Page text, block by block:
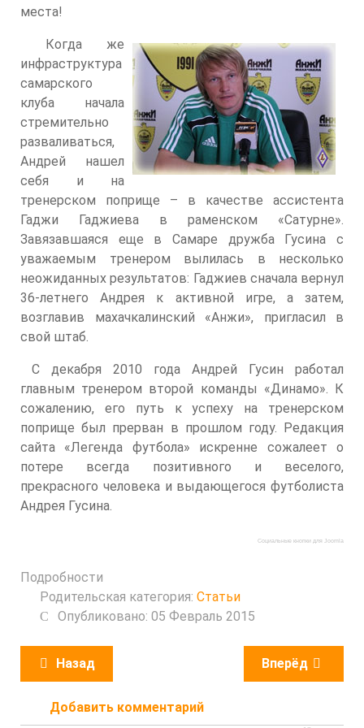
места!
Когда же
инфраструктура
самарского
клуба начала
стремительно
разваливаться,
Андрей нашел
себя и на
тренерском поприще – в качестве ассистента
Гаджи Гаджиева в раменском «Сатурне».
Завязавшаяся еще в Самаре дружба Гусина с
уважаемым тренером вылилась в несколько
неожиданных результатов: Гаджиев сначала вернул
36-летнего Андрея к активной игре, а затем,
возглавив махачкалинский «Анжи», пригласил в
свой штаб.
С декабря 2010 года Андрей Гусин работал
главным тренером второй команды «Динамо». К
сожалению, его путь к успеху на тренерском
поприще был прерван в прошлом году. Редакция
сайта «Легенда футбола» искренне сожалеет о
потере всегда позитивного и веселого,
прекрасного человека и выдающегося футболиста
Андрея Гусина.
Социальные кнопки для Joomla
Подробности
Родительская категория: Статьи
Опубликовано: 05 Февраль 2015
Назад Вперёд
Добавить комментарий